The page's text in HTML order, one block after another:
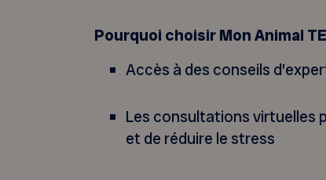
Pourquoi choisir Mon Animal
Accès à des conseils
Les consultations virtuelles
et de réduire le stress